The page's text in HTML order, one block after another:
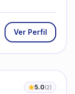
Ver Perfil
5.0(2)